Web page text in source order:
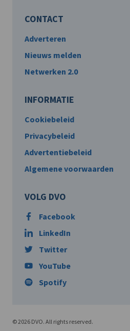
CONTACT
Adverteren
Nieuws melden
Netwerken 2.0
INFORMATIE
Cookiebeleid
Privacybeleid
Advertentiebeleid
Algemene voorwaarden
VOLG DVO
Facebook
LinkedIn
Twitter
YouTube
Spotify
© 2026 DVO. All rights reserved.